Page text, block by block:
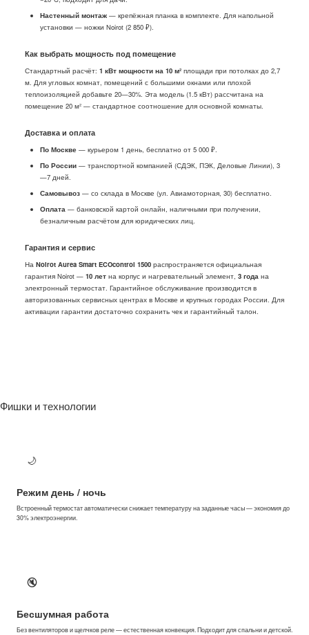
Настенный монтаж — крепёжная планка в комплекте. Для напольной
установки — ножки Noirot (2 850 ₽).
Как выбрать мощность под помещение
Стандартный расчёт: 1 кВт мощности на 10 м² площади при потолках до 2,7
м. Для угловых комнат, помещений с большими окнами или плохой
теплоизоляцией добавьте 20—30%. Эта модель (1.5 кВт) рассчитана на
помещение 20 м² — стандартное соотношение для основной комнаты.
Доставка и оплата
По Москве — курьером 1 день, бесплатно от 5 000 ₽.
По России — транспортной компанией (СДЭК, ПЭК, Деловые Линии), 3
—7 дней.
Самовывоз — со склада в Москве (ул. Авиамоторная, 30) бесплатно.
Оплата — банковской картой онлайн, наличными при получении,
безналичным расчётом для юридических лиц.
Гарантия и сервис
На Noirot Aurea Smart ECOcontrol 1500 распространяется официальная
гарантия Noirot — 10 лет на корпус и нагревательный элемент, 3 года на
электронный термостат. Гарантийное обслуживание производится в
авторизованных сервисных центрах в Москве и крупных городах России. Для
активации гарантии достаточно сохранить чек и гарантийный талон.
Фишки и технологии
🌙
Режим день / ночь
Встроенный термостат автоматически снижает температуру на заданные часы — экономия до
30% электроэнергии.
🔇
Бесшумная работа
Без вентиляторов и щелчков реле — естественная конвекция. Подходит для спальни и детской.